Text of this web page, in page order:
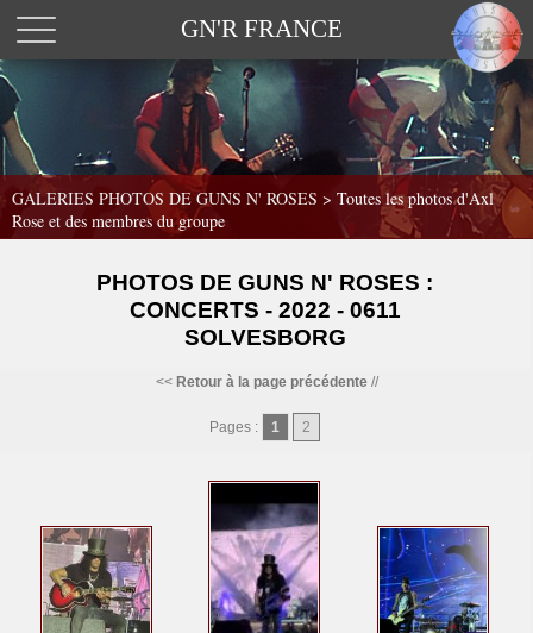
GN'R FRANCE
GALERIES PHOTOS DE GUNS N' ROSES > Toutes les photos d'Axl
Rose et des membres du groupe
PHOTOS DE GUNS N' ROSES :
CONCERTS - 2022 - 0611
SOLVESBORG
<< Retour à la page précédente//
Pages : 1 2